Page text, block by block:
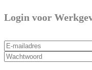
Login voor